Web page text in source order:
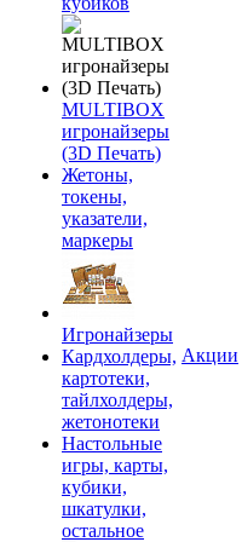
MULTIBOX
игронайзеры
(3D Печать)
Жетоны,
токены,
указатели,
маркеры
Игронайзеры
Кардхолдеры,
картотеки,
тайлхолдеры,
жетонотеки
Настольные
игры, карты,
кубики,
шкатулки,
остальное
Акции